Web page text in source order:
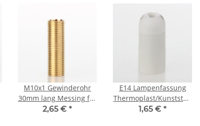
M10x1 Gewinderohr
30mm lang Messing für
G4 Steckfassung mit
2,65 € *
E14 Lampenfassung
Thermoplast/Kunststoff
weiß Glattmantel 2-
1,65 € *